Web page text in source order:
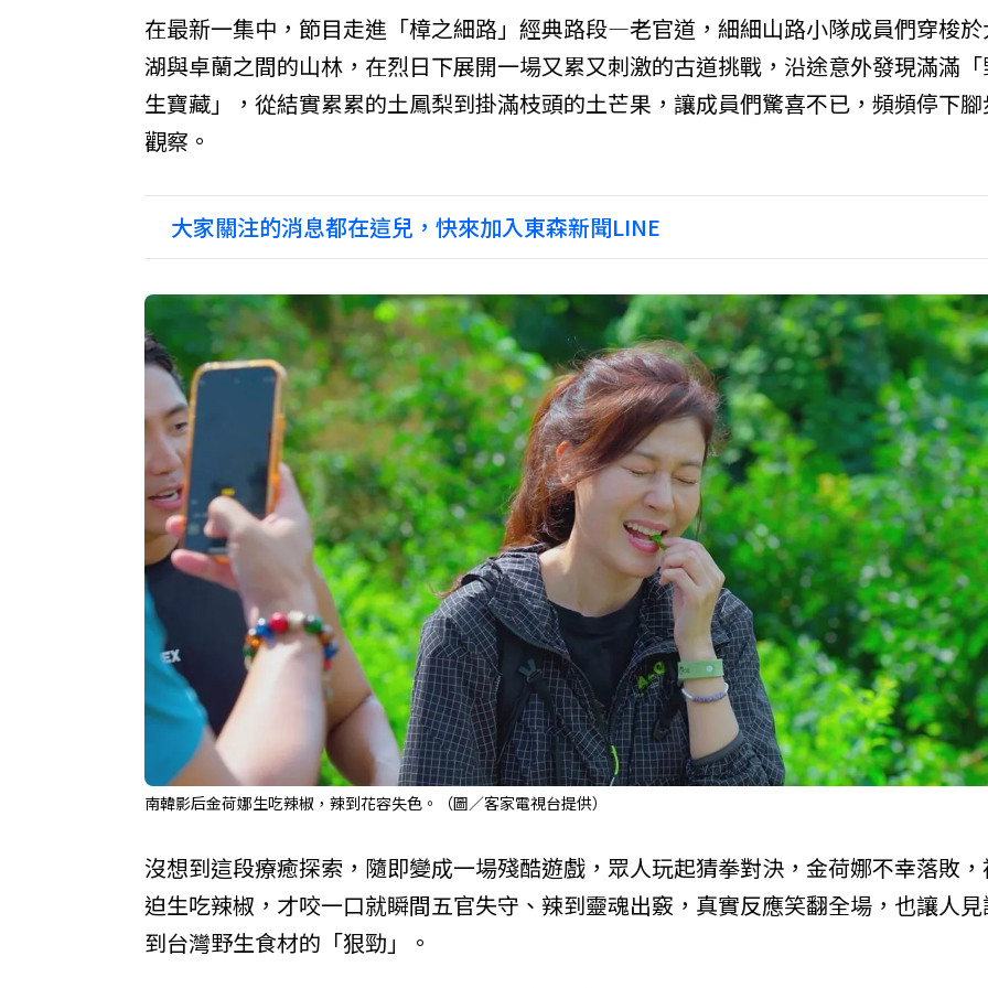
在最新一集中，節目走進「樟之細路」經典路段—老官道，細細山路小隊成員們穿梭
湖與卓蘭之間的山林，在烈日下展開一場又累又刺激的古道挑戰，沿途意外發現滿滿
生寶藏」，從結實累累的土鳳梨到掛滿枝頭的土芒果，讓成員們驚喜不已，頻頻停下
觀察。
大家關注的消息都在這兒，快來加入東森新聞LINE
南韓影后金荷娜生吃辣椒，辣到花容失色。（圖／客家電視台提供）
沒想到這段療癒探索，隨即變成一場殘酷遊戲，眾人玩起猜拳對決，金荷娜不幸落敗
迫生吃辣椒，才咬一口就瞬間五官失守、辣到靈魂出竅，真實反應笑翻全場，也讓人
到台灣野生食材的「狠勁」。